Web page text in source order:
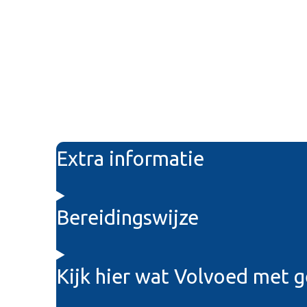
Extra informatie
Bereidingswijze
Kijk hier wat Volvoed met